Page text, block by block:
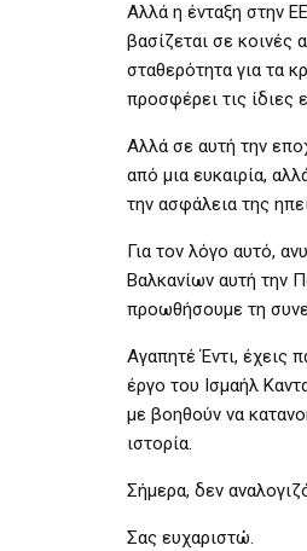
Αλλά η ένταξη στην
βασίζεται σε κοινές
σταθερότητα για τα
προσφέρει τις ίδιες
Αλλά σε αυτή την
από μια ευκαιρία,
την ασφάλεια της
Για τον λόγο αυτό,
Βαλκανίων αυτή την
προωθήσουμε τη
Αγαπητέ Έντι, έχεις
έργο του Ισμαήλ
με βοηθούν να
ιστορία.
Σήμερα, δεν
Σας ευχαριστώ.